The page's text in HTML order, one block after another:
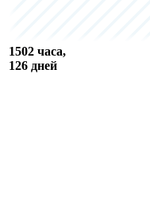
1502 часа,
126 дней